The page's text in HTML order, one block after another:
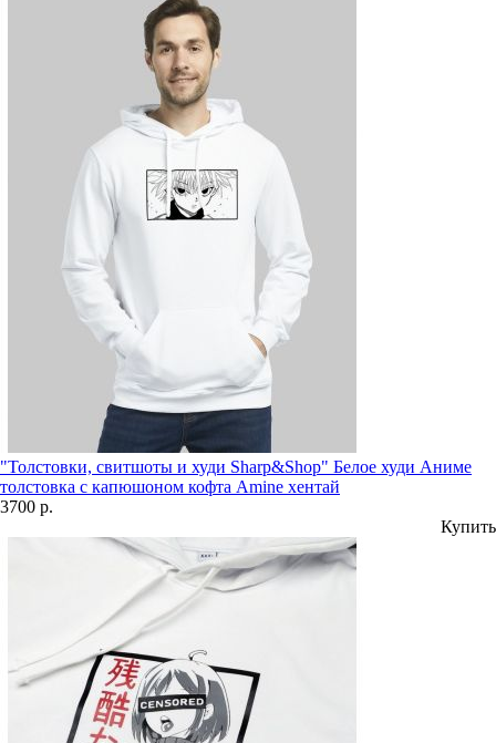
"Толстовки, свитшоты и худи Sharp&Shop" Белое худи Аниме
толстовка с капюшоном кофта Amine хентай
3700 р.
Купить